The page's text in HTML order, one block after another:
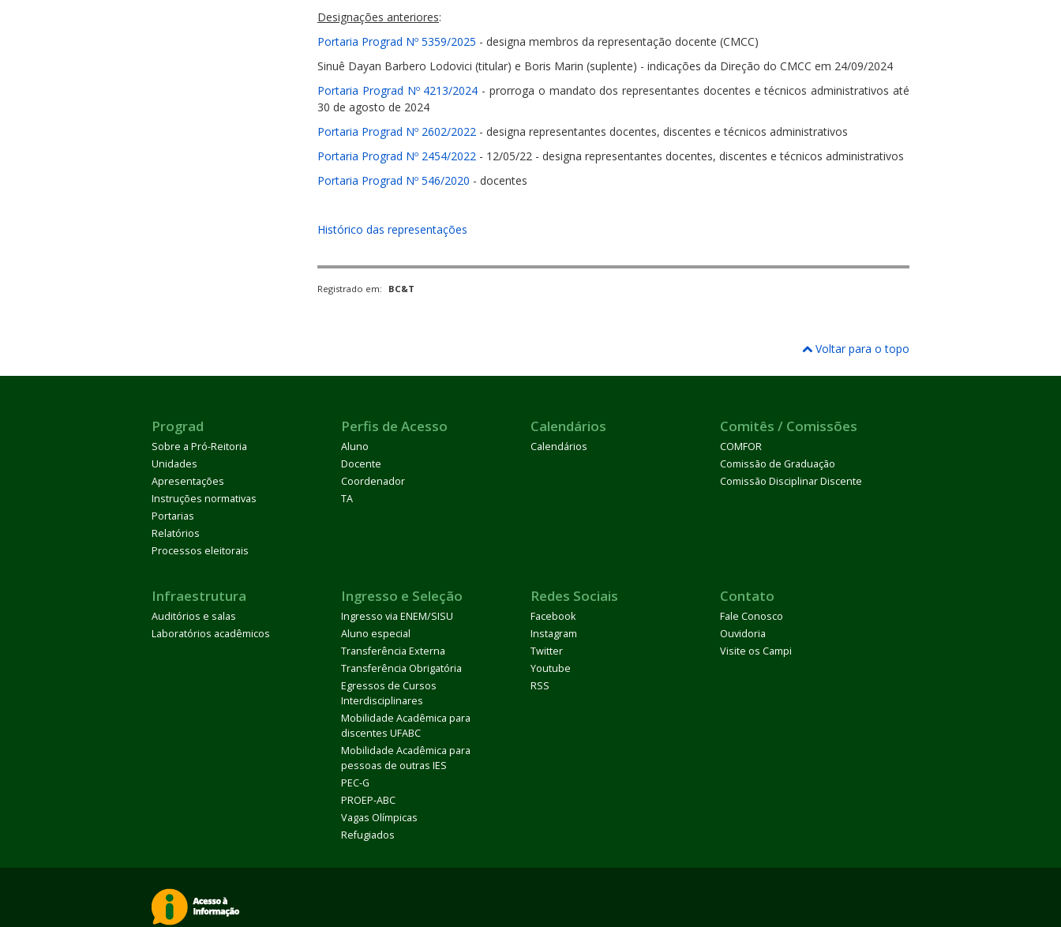
Designações anteriores:
Portaria Prograd Nº 5359/2025 - designa membros da representação docente (CMCC)
Sinuê Dayan Barbero Lodovici (titular) e Boris Marin (suplente) - indicações da Direção do CMCC em 24/09/2024
Portaria Prograd Nº 4213/2024 - prorroga o mandato dos representantes docentes e técnicos administrativos até
30 de agosto de 2024
Portaria Prograd Nº 2602/2022 - designa representantes docentes, discentes e técnicos administrativos
Portaria Prograd Nº 2454/2022 - 12/05/22 - designa representantes docentes, discentes e técnicos administrativos
Portaria Prograd Nº 546/2020 - docentes
Histórico das representações
Registrado em: BC&T
Voltar para o topo
Prograd
Sobre a Pró-Reitoria
Unidades
Apresentações
Instruções normativas
Portarias
Relatórios
Processos eleitorais
Perfis de Acesso
Aluno
Docente
Coordenador
TA
Calendários
Calendários
Comitês / Comissões
COMFOR
Comissão de Graduação
Comissão Disciplinar Discente
Infraestrutura
Auditórios e salas
Laboratórios acadêmicos
Ingresso e Seleção
Ingresso via ENEM/SISU
Aluno especial
Transferência Externa
Transferência Obrigatória
Egressos de Cursos
Interdisciplinares
Mobilidade Acadêmica para
discentes UFABC
Mobilidade Acadêmica para
pessoas de outras IES
PEC-G
PROEP-ABC
Vagas Olímpicas
Refugiados
Redes Sociais
Facebook
Instagram
Twitter
Youtube
RSS
Contato
Fale Conosco
Ouvidoria
Visite os Campi